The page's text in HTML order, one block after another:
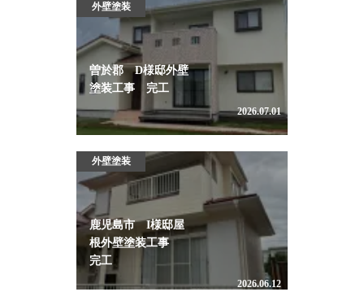
外壁塗装
曽於郡 D様邸外壁
塗装工事 完工
2026.07.01
外壁塗装
鹿児島市 I様邸屋
根外壁塗装工事
完工
2026.06.12